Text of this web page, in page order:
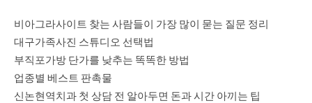
비아그라사이트 찾는 사람들이 가장 많이 묻는 질문 정리
대구가족사진 스튜디오 선택법
부직포가방 단가를 낮추는 똑똑한 방법
업종별 베스트 판촉물
신논현역치과 첫 상담 전 알아두면 돈과 시간 아끼는 팁